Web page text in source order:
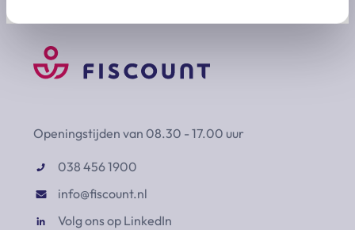
Openingstijden van 08.30 - 17.00 uur
038 456 1900
info@fiscount.nl
Volg ons op LinkedIn